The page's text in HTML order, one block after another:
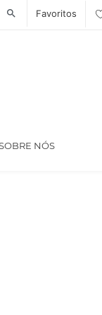
search Favoritos
NÓS